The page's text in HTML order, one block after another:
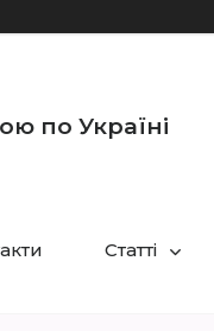
по Україні
Статті